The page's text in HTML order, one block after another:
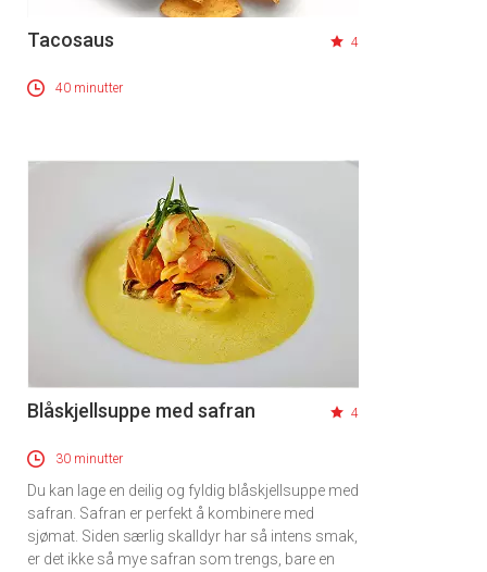
Tacosaus 4
40 minutter
Blåskjellsuppe med safran 4
30 minutter
Du kan lage en deilig og fyldig blåskjellsuppe med
safran. Safran er perfekt å kombinere med
sjømat. Siden særlig skalldyr har så intens smak,
er det ikke så mye safran som trengs, bare en